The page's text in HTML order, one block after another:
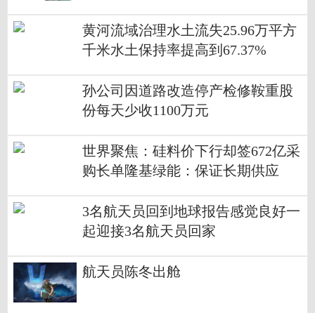
黄河流域治理水土流失25.96万平方
千米水土保持率提高到67.37%
孙公司因道路改造停产检修鞍重股
份每天少收1100万元
世界聚焦：硅料价下行却签672亿采
购长单隆基绿能：保证长期供应
3名航天员回到地球报告感觉良好一
起迎接3名航天员回家
航天员陈冬出舱